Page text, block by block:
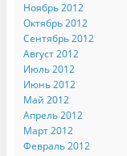
Ноябрь 2012
Октябрь 2012
Сентябрь 2012
Август 2012
Июль 2012
Июнь 2012
Май 2012
Апрель 2012
Март 2012
Февраль 2012